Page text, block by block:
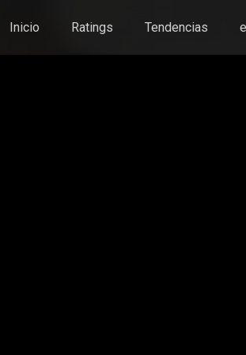
Inicio Ratings Tendencias